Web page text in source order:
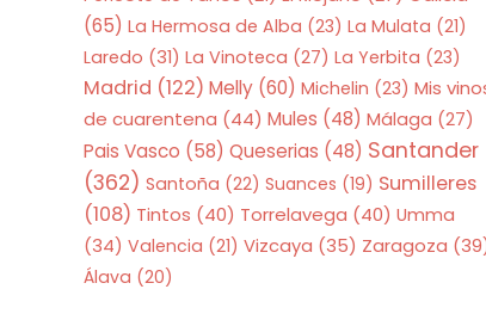
(65) La Hermosa de Alba (23) La Mulata (21)
Laredo (31) La Vinoteca (27) La Yerbita (23)
Madrid (122) Melly (60) Michelin (23) Mis
de cuarentena (44) Mules (48) Málaga (27)
Pais Vasco (58) Queserias (48) Santander
(362) Santoña (22) Suances (19) Sumilleres
(108) Tintos (40) Torrelavega (40) Umma
(34) Valencia (21) Vizcaya (35) Zaragoza
Álava (20)